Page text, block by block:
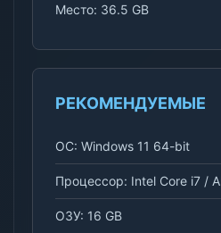
Место: 36.5 GB
РЕКОМЕНДУЕМЫЕ
ОС: Windows 11 64-bit
Процессор: Intel Core i7 /
ОЗУ: 16 GB